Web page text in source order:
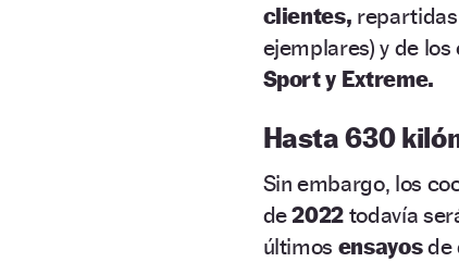
clientes,
ejemplares) y de
Sport y Extreme.
Hasta 630
Sin embargo, los
de2022 todavía
últimos ensayosde